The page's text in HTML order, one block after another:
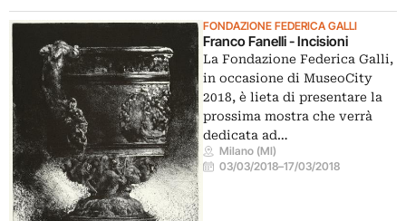
FONDAZIONE FEDERICA GALLI
Franco Fanelli - Incisioni
La Fondazione Federica Galli,
in occasione di MuseoCity
2018, è lieta di presentare la
prossima mostra che verrà
dedicata ad…
Milano (MI)
03/03/2018–17/03/2018